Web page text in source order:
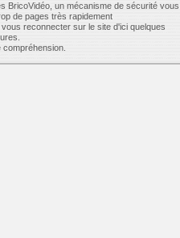
BricoVidéo, un mécanisme de sécurité vous
de pages très rapidement
reconnecter sur le site d'ici quelques